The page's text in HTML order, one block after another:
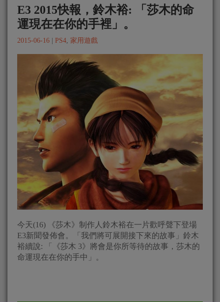
E3 2015快報，鈴木裕: 「莎木的命
運現在在你的手裡」。
2015-06-16 PS4, 家用遊戲
今天(16) 《莎木》制作人鈴木裕在一片歡呼聲下登場
E3新聞發佈會。「我們將可展開接下來的故事」鈴木
裕續說: 「《莎木 3》將會是你所等待的故事，莎木的
命運現在在你的手中」。